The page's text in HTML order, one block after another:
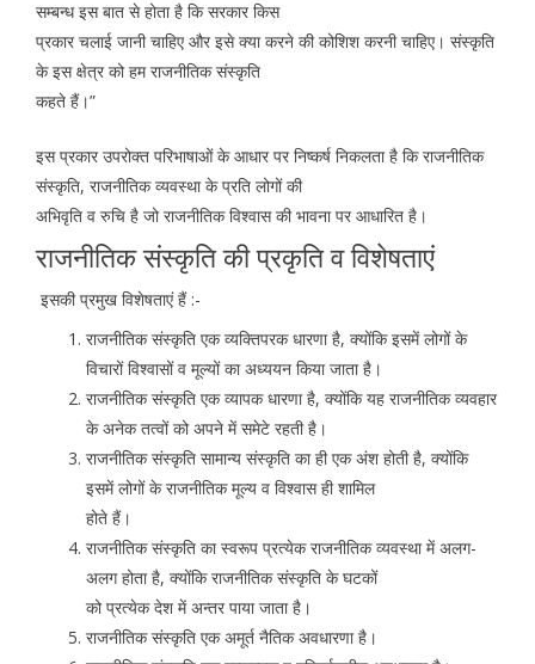
सम्बन्ध इस बात से होता है कि सरकार किस
प्रकार चलाई जानी चाहिए और इसे क्या करने की कोशिश करनी चाहिए। संस्कृति
के इस क्षेत्र को हम राजनीतिक संस्कृति
कहते हैं।”
इस प्रकार उपरोक्त परिभाषाओं के आधार पर निष्कर्ष निकलता है कि राजनीतिक
संस्कृति, राजनीतिक व्यवस्था के प्रति लोगों की
अभिवृति व रुचि है जो राजनीतिक विश्वास की भावना पर आधारित है।
राजनीतिक संस्कृति की प्रकृति व विशेषताएं
इसकी प्रमुख विशेषताएं हैं :-
राजनीतिक संस्कृति एक व्यक्तिपरक धारणा है, क्योंकि इसमें लोगों के
विचारों विश्वासों व मूल्यों का अध्ययन किया जाता है।
राजनीतिक संस्कृति एक व्यापक धारणा है, क्योंकि यह राजनीतिक व्यवहार
के अनेक तत्वों को अपने में समेटे रहती है।
राजनीतिक संस्कृति सामान्य संस्कृति का ही एक अंश होती है, क्योंकि
इसमें लोगों के राजनीतिक मूल्य व विश्वास ही शामिल
होते हैं।
राजनीतिक संस्कृति का स्वरूप प्रत्येक राजनीतिक व्यवस्था में अलग-
अलग होता है, क्योंकि राजनीतिक संस्कृति के घटकों
को प्रत्येक देश में अन्तर पाया जाता है।
राजनीतिक संस्कृति एक अमूर्त नैतिक अवधारणा है।